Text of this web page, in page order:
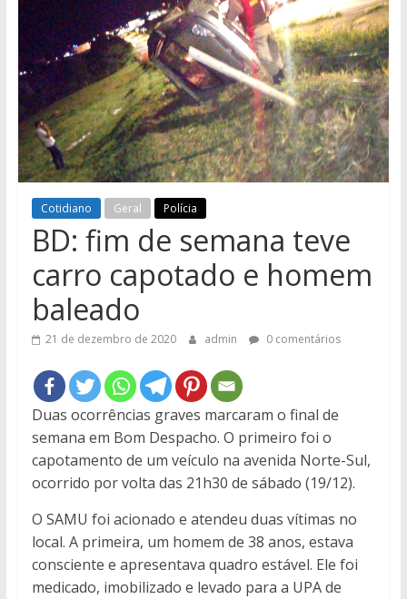
Região
Cotidiano Geral Polícia
BD: fim de semana teve
carro capotado e homem
baleado
21 de dezembro de 2020 admin 0 comentários
Duas ocorrências graves marcaram o final de
semana em Bom Despacho. O primeiro foi o
capotamento de um veículo na avenida Norte-Sul,
ocorrido por volta das 21h30 de sábado (19/12).
O SAMU foi acionado e atendeu duas vítimas no
local. A primeira, um homem de 38 anos, estava
consciente e apresentava quadro estável. Ele foi
medicado, imobilizado e levado para a UPA de